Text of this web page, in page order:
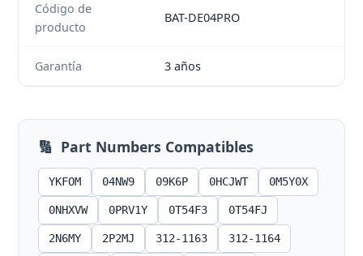
Código de
producto
BAT-DE04PRO
Garantía 3 años
🔢 Part Numbers Compatibles
YKFOM 04NW9 09K6P 0HCJWT 0M5Y0X
0NHXVW 0PRV1Y 0T54F3 0T54FJ
2N6MY 2P2MJ 312-1163 312-1164